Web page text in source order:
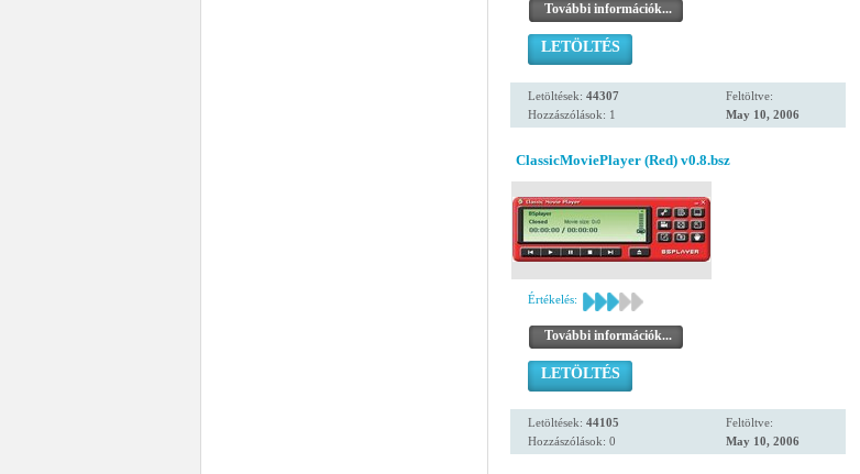
További információk...
LETÖLTÉS
Letöltések: 44307
Hozzászólások: 1
Feltöltve:
May 10, 2006
ClassicMoviePlayer (Red) v0.8.bsz
Értékelés:
További információk...
LETÖLTÉS
Letöltések: 44105
Hozzászólások: 0
Feltöltve:
May 10, 2006